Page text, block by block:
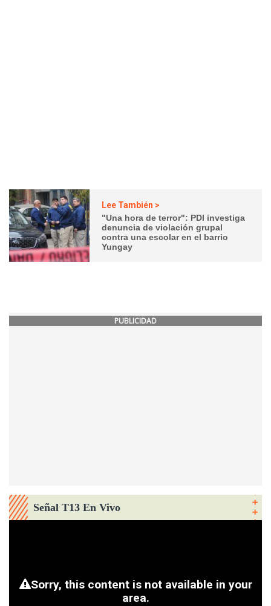
Lee También >
"Una hora de terror": PDI investiga
denuncia de violación grupal
contra una escolar en el barrio
Yungay
PUBLICIDAD
Señal T13 En Vivo